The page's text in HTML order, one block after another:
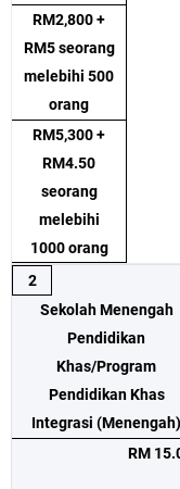
RM2,800 +
RM5 seorang
melebihi 500
orang
RM5,300 +
RM4.50
seorang
melebihi
1000 orang
2
Sekolah Menengah
Pendidikan
Khas/Program
Pendidikan Khas
Integrasi (Menengah)
RM